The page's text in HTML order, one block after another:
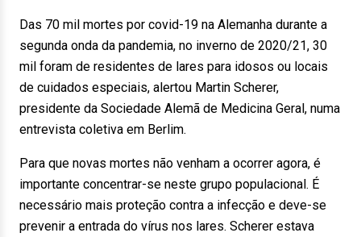
Das 70 mil mortes por covid-19 na Alemanha durante a
segunda onda da pandemia, no inverno de 2020/21, 30
mil foram de residentes de lares para idosos ou locais
de cuidados especiais, alertou Martin Scherer,
presidente da Sociedade Alemã de Medicina Geral, numa
entrevista coletiva em Berlim.
Para que novas mortes não venham a ocorrer agora, é
importante concentrar-se neste grupo populacional. É
necessário mais proteção contra a infecção e deve-se
prevenir a entrada do vírus nos lares. Scherer estava